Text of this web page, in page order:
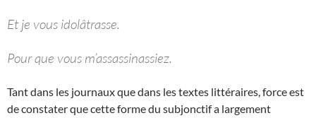
Et je vous idolâtrasse.
Pour que vous m’assassinassiez.
Tant dans les journaux que dans les textes littéraires, force est
de constater que cette forme du subjonctif a largement